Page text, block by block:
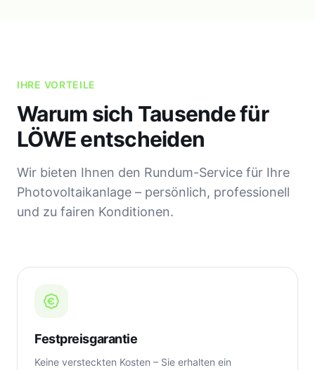
IHRE VORTEILE
Warum sich Tausende für
LÖWE entscheiden
Wir bieten Ihnen den Rundum-Service für Ihre
Photovoltaikanlage – persönlich, professionell
und zu fairen Konditionen.
Festpreisgarantie
Keine versteckten Kosten – Sie erhalten ein